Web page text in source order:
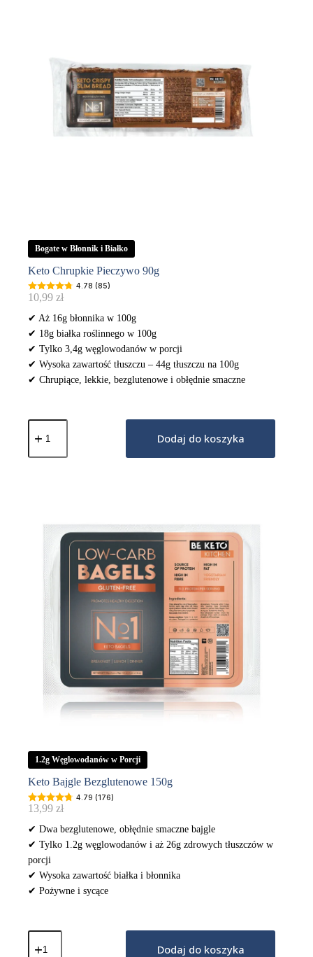
Bogate w Błonnik i Białko
Keto Chrupkie Pieczywo 90g
4.78 (85)
10,99 zł
✔ Aż 16g błonnika w 100g
✔ 18g białka roślinnego w 100g
✔ Tylko 3,4g węglowodanów w porcji
✔ Wysoka zawartość tłuszczu – 44g tłuszczu na 100g
✔ Chrupiące, lekkie, bezglutenowe i obłędnie smaczne
ilość
Keto
Pieczywo
Dodaj do koszyka
1.2g Węglowodanów w Porcji
Keto Bajgle Bezglutenowe 150g
4.79 (176)
13,99 zł
✔ Dwa bezglutenowe, obłędnie smaczne bajgle
✔ Tylko 1.2g węglowodanów i aż 26g zdrowych tłuszczów w
porcji
✔ Wysoka zawartość białka i błonnika
✔ Pożywne i sycące
ilość
Keto
Dodaj do koszyka